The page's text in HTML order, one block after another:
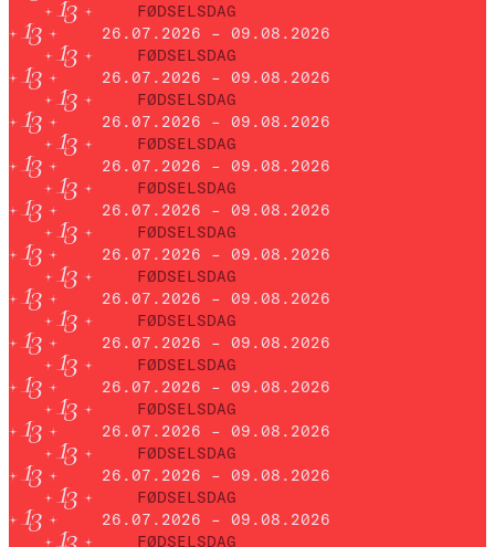
FØDSELSDAG
26.07.2026 – 09.08.2026
FØDSELSDAG
26.07.2026 – 09.08.2026
FØDSELSDAG
26.07.2026 – 09.08.2026
FØDSELSDAG
26.07.2026 – 09.08.2026
FØDSELSDAG
26.07.2026 – 09.08.2026
FØDSELSDAG
26.07.2026 – 09.08.2026
FØDSELSDAG
26.07.2026 – 09.08.2026
FØDSELSDAG
26.07.2026 – 09.08.2026
FØDSELSDAG
26.07.2026 – 09.08.2026
FØDSELSDAG
26.07.2026 – 09.08.2026
FØDSELSDAG
26.07.2026 – 09.08.2026
FØDSELSDAG
26.07.2026 – 09.08.2026
FØDSELSDAG